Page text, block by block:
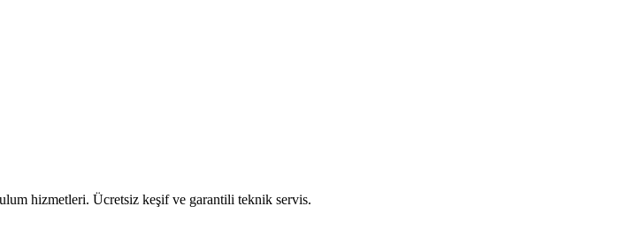
hizmetleri. Ücretsiz keşif ve garantili teknik servis.